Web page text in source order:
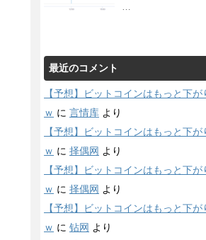
…
最近のコメント
【予想】ビットコインはもっと下
ｗ に 言情库 より
【予想】ビットコインはもっと下
ｗ に 择偶网 より
【予想】ビットコインはもっと下
ｗ に 择偶网 より
【予想】ビットコインはもっと下
ｗ に 钻网 より